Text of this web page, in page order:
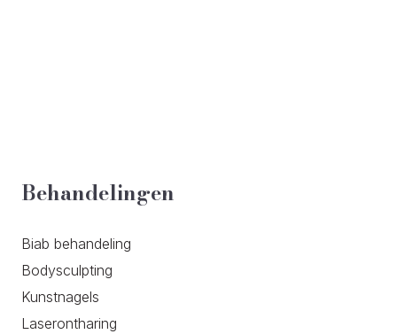
Behandelingen
Biab behandeling
Bodysculpting
Kunstnagels
Laserontharing